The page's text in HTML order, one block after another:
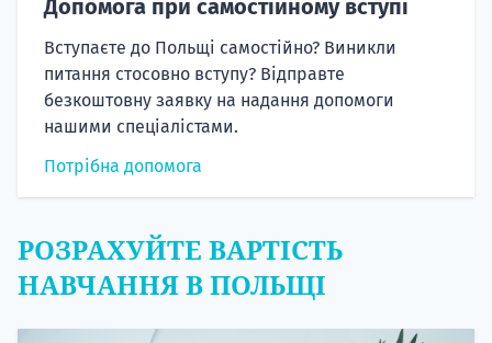
Допомога при самостійному вступі
Вступаєте до Польщі самостійно? Виникли
питання стосовно вступу? Відправте
безкоштовну заявку на надання допомоги
нашими спеціалістами.
Потрібна допомога
РОЗРАХУЙТЕ ВАРТІСТЬ
НАВЧАННЯ В ПОЛЬЩІ